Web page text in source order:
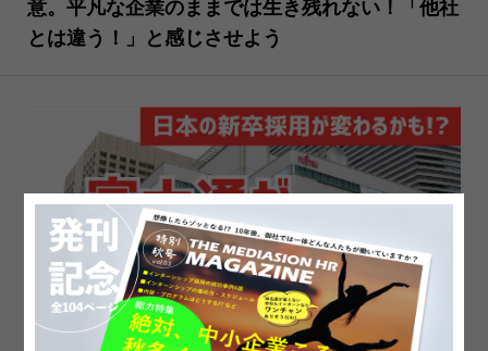
意。平凡な企業のままでは生き残れない！「他社
とは違う！」と感じさせよう